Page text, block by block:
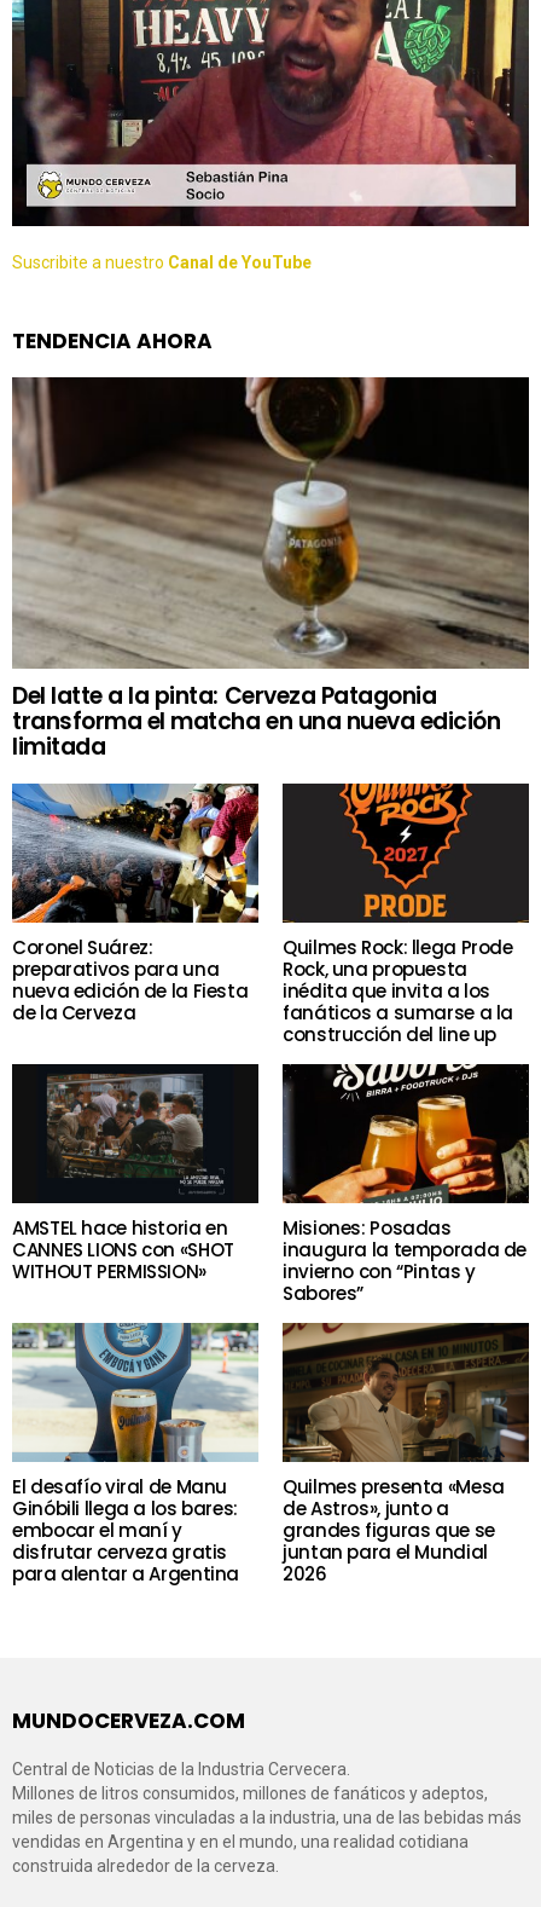
Suscribite a nuestro Canal de YouTube
TENDENCIA AHORA
Del latte a la pinta: Cerveza Patagonia
transforma el matcha en una nueva edición
limitada
Coronel Suárez:
preparativos para una
nueva edición de la Fiesta
de la Cerveza
Quilmes Rock: llega Prode
Rock, una propuesta
inédita que invita a los
fanáticos a sumarse a la
construcción del line up
AMSTEL hace historia en
CANNES LIONS con «SHOT
WITHOUT PERMISSION»
Misiones: Posadas
inaugura la temporada de
invierno con “Pintas y
Sabores”
El desafío viral de Manu
Ginóbili llega a los bares:
embocar el maní y
disfrutar cerveza gratis
para alentar a Argentina
Quilmes presenta «Mesa
de Astros», junto a
grandes figuras que se
juntan para el Mundial
2026
MUNDOCERVEZA.COM
Central de Noticias de la Industria Cervecera.
Millones de litros consumidos, millones de fanáticos y adeptos,
miles de personas vinculadas a la industria, una de las bebidas más
vendidas en Argentina y en el mundo, una realidad cotidiana
construida alrededor de la cerveza.